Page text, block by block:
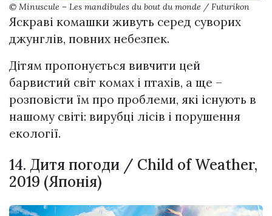
© Minuscule – Les mandibules du bout du monde / Futurikon
Яскраві комашки живуть серед суворих
джунглів, повних небезпек.
Дітям пропонується вивчити цей
барвистий світ комах і птахів, а ще –
розповісти їм про проблеми, які існують в
нашому світі: вирубці лісів і порушення
екології.
14. Дитя погоди / Child of Weather,
2019 (Японія)